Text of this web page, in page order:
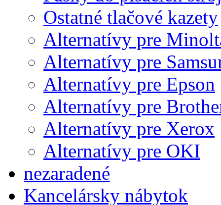
Ostatné tlačové kazety
Alternatívy pre
Alternatívy pre
Alternatívy pre Epson
Alternatívy pre
Alternatívy pre Xerox
Alternatívy pre OKI
nezaradené
Kancelársky nábytok